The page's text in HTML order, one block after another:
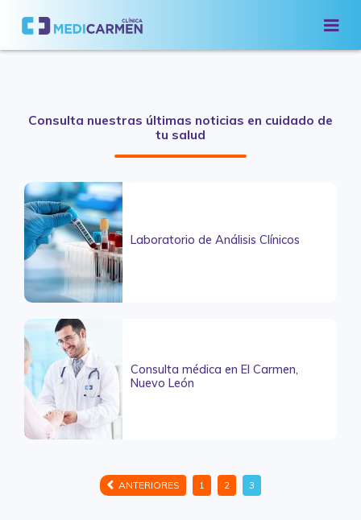
Consulta nuestras últimas noticias en cuidado de
tu salud
Laboratorio de Análisis Clínicos
Consulta médica en El Carmen,
Nuevo León
ANTERIORES 1 2 3